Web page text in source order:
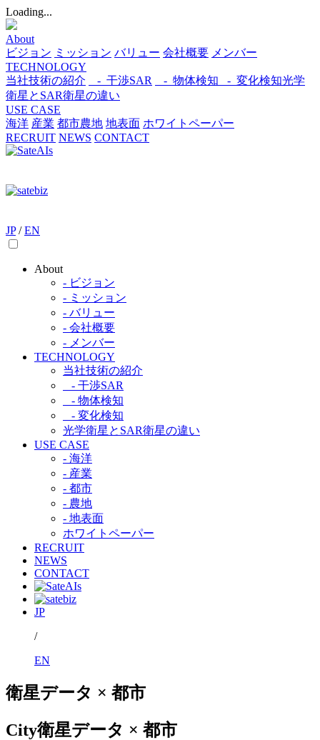
Loading...
About
ビジョン ミッション バリュー 会社概要 メンバー
TECHNOLOGY
当社技術の紹介
- 干渉SAR - 物体検知​ - 変化検知​光学
衛星とSAR衛星の違い
USE CASE
海洋 産業 都市​農地 地表面 ホワイトペーパー
RECRUIT NEWS CONTACT
JP / EN
About
- ビジョン
- ミッション
- バリュー
- 会社概要
- メンバー
TECHNOLOGY
当社技術の紹介​
- 干渉SAR​
- 物体検知​
- 変化検知​
光学衛星とSAR衛星の違い​
USE CASE
- 海洋
- 産業
- 都市​
- 農地
- 地表面
ホワイトペーパー
RECRUIT
NEWS
CONTACT
JP
/
EN
衛星データ × 都市
City衛星データ × 都市